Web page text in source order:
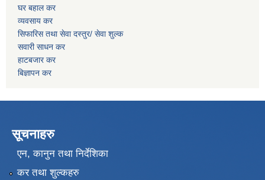
घर बहाल कर
व्यवसाय कर
सिफारिस तथा सेवा दस्तुर/ सेवा शुल्क
सवारी साधन कर
हाटबजार कर
बिज्ञापन कर
सूचनाहरु
एन, कानुन तथा निर्देशिका
कर तथा शुल्कहरु